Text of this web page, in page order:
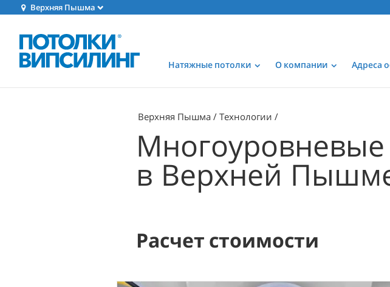
Верхняя Пышма
Натяжные потолки О компании Адреса
Верхняя Пышма Технологии
в Верхней
Расчет стоимости